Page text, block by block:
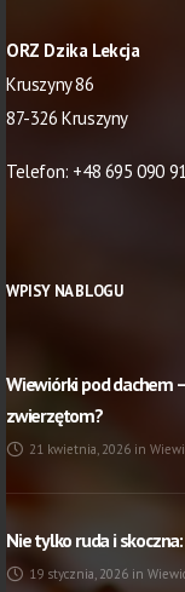
ORZ Dzika Lekcja
Kruszyny 86
87-326 Kruszyny
Telefon: +48 695 090
WPISY NA BLOGU
Wiewiórki pod dachem
zwierzętom?
21 kwietnia, 2026 in
Nie tylko ruda i
19 stycznia, 2026 in